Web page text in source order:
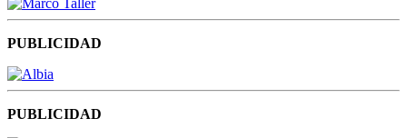
PUBLICIDAD
PUBLICIDAD